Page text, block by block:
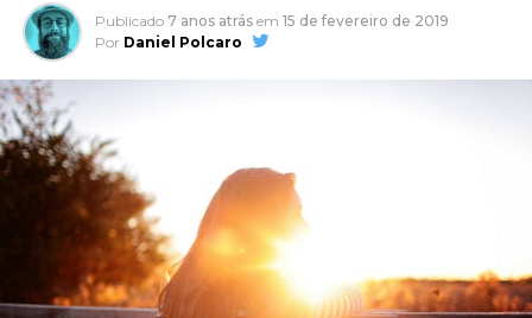
Publicado 7 anos atrás em 15 de fevereiro de 2019
Por Daniel Polcaro